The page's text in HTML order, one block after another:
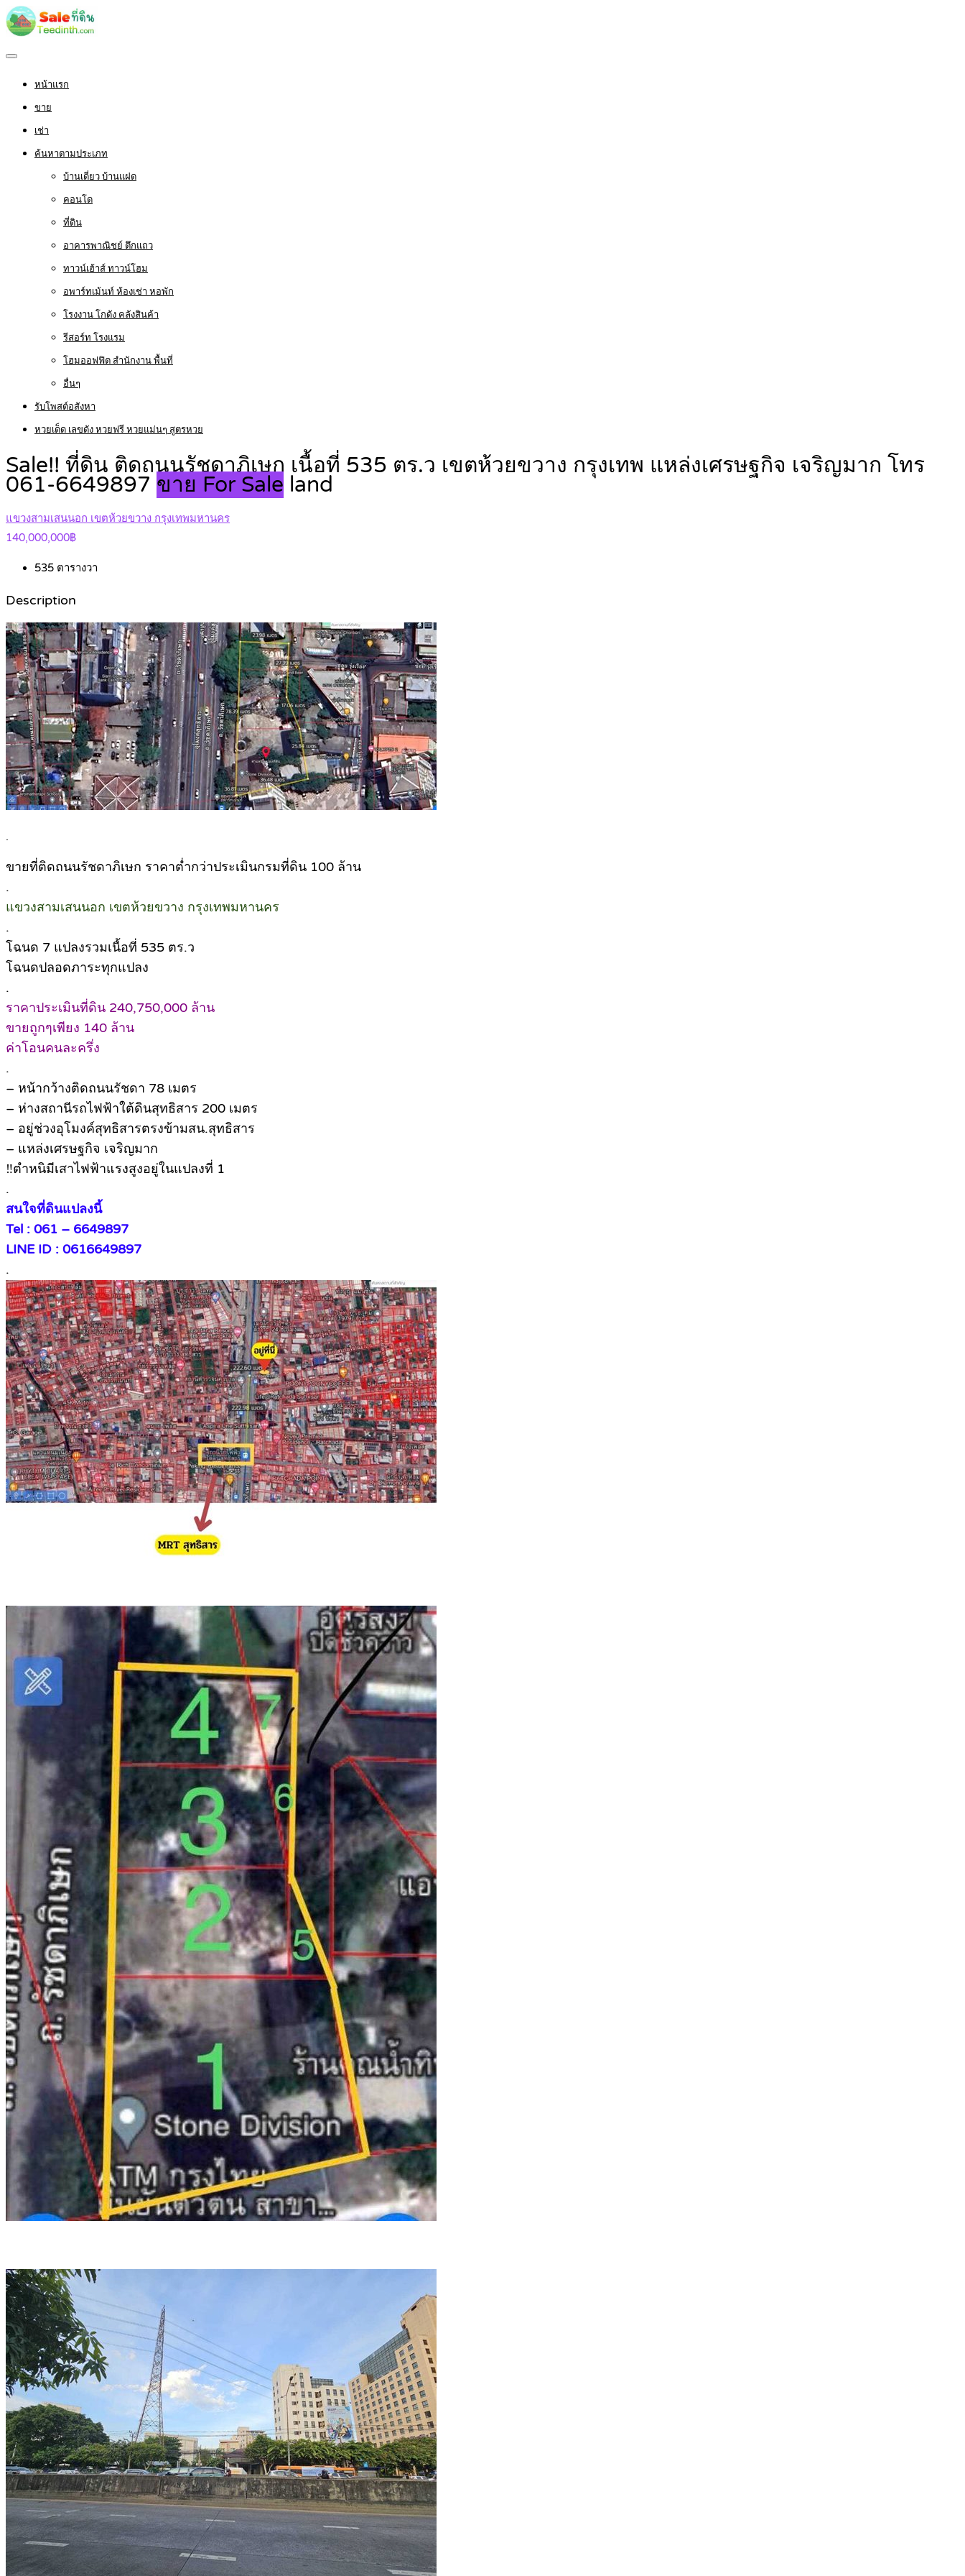
หน้าแรก
ขาย
เช่า
ค้นหาตามประเภท
บ้านเดี่ยว บ้านแฝด
คอนโด
ที่ดิน
อาคารพาณิชย์ ตึกแถว
ทาวน์เฮ้าส์ ทาวน์โฮม
อพาร์ทเม้นท์ ห้องเช่า หอพัก
โรงงาน โกดัง คลังสินค้า
รีสอร์ท โรงแรม
โฮมออฟฟิต สำนักงาน พื้นที่
อื่นๆ
รับโพสต์อสังหา
หวยเด็ด เลขดัง หวยฟรี หวยแม่นๆ สูตรหวย
Sale!! ที่ดิน ติดถนนรัชดาภิเษก เนื้อที่ 535 ตร.ว เขตห้วยขวาง กรุงเทพ แหล่งเศรษฐกิจ เจริญมาก โทร
061-6649897 ขาย For Sale land
แขวงสามเสนนอก เขตห้วยขวาง กรุงเทพมหานคร
140,000,000฿
535 ตารางวา
Description
.
ขายที่ติดถนนรัชดาภิเษก ราคาต่ำกว่าประเมินกรมที่ดิน 100 ล้าน
.
แขวงสามเสนนอก เขตห้วยขวาง กรุงเทพมหานคร
.
โฉนด 7 แปลงรวมเนื้อที่ 535 ตร.ว
โฉนดปลอดภาระทุกแปลง
.
ราคาประเมินที่ดิน 240,750,000 ล้าน
ขายถูกๆเพียง 140 ล้าน
ค่าโอนคนละครึ่ง
.
– หน้ากว้างติดถนนรัชดา 78 เมตร
– ห่างสถานีรถไฟฟ้าใต้ดินสุทธิสาร 200 เมตร
– อยู่ช่วงอุโมงค์​สุทธิ​สาร​ตรงข้ามสน.สุทธิสาร
– แหล่งเศรษฐกิจ เจริญมาก
‼️ตำหนิมีเสาไฟฟ้าแรงสูงอยู่ในแปลงที่ 1
.
สนใจที่ดินแปลงนี้
Tel : 061 – 6649897
LINE ID : 0616649897
.